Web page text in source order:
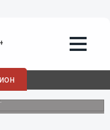
осмотрели
трамваев